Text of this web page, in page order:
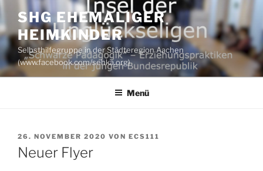
Zum
Inhalt
springen
SHG EHEMALIGER
HEIMKINDER
Selbsthilfegruppe in der Städteregion Aachen
(www.facebook.com/sehka.org)
Menü
VERÖFFENTLICHT
AM
26. NOVEMBER 2020 VON ECS111
Neuer Flyer